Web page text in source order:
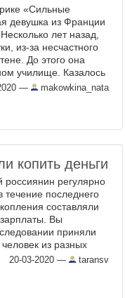
«Сильные
девушка из Франции
лет назад,
из-за несчастного
До этого она
училище. Казалось
сделавшее
— makowkina_nata
копить деньги
регулярно
течение последнего
составляли
Вы
приняли
из разных
в том числе из
...
20-03-2020 — taransv